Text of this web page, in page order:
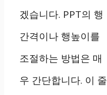
겠습니다. PPT의 행
간격이나 행높이를
조절하는 방법은 매
우 간단합니다. 이 줄